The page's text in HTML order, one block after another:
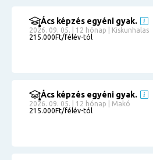
Ács képzés egyéni gyak.
2026. 09. 05. | 12 hónap | Kiskunhalas
215.000Ft/félév-tól
Ács képzés egyéni gyak.
2026. 09. 05. | 12 hónap | Makó
215.000Ft/félév-tól